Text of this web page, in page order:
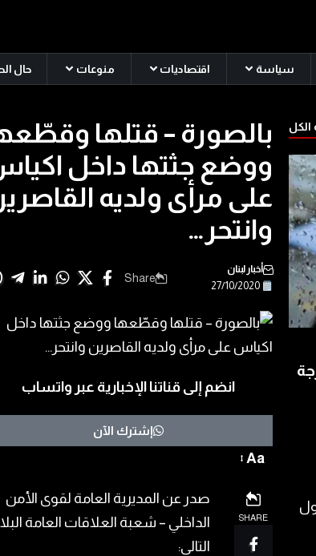
سياسة اقتصاديات منوعات حال
بالصورة – قتلها
ووضع جثتها داخل
على مرأى ولديه
وانتحر…
27/10/2020
أخبار لبنان
Share
انضم إلى قناتنا الإخبارية عبر واتساب
إشترك الآن
Aa
SHARE
صدر عن المديرية العامة لقوى الأمن
الداخلي – شعبة العلاقات العامة
التالي: